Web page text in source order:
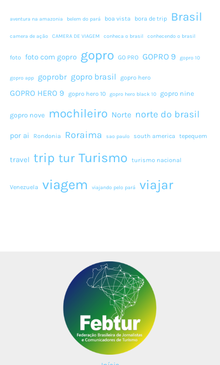
aventura na amazonia belem do pará boa vista bora de trip Brasil
camera de ação CAMERA DE VIAGEM conheca o brasil conhecendo o brasil
foto foto com gopro gopro GO PRO GOPRO 9 gopro 10
gopro app goprobr gopro brasil gopro hero
GOPRO HERO 9 gopro hero 10 gopro hero black 10 gopro nine
gopro nove mochileiro Norte norte do brasil
por ai Rondonia Roraima sao paulo south america tepequem
travel trip tur Turismo turismo nacional
Venezuela viagem viajando pelo pará viajar